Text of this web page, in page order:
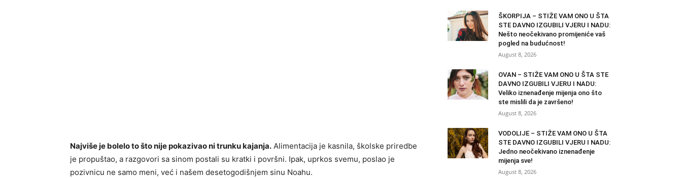
Najviše je bolelo to što nije pokazivao ni trunku kajanja. Alimentacija je kasnila, školske priredbe
je propuštao, a razgovori sa sinom postali su kratki i površni. Ipak, uprkos svemu, poslao je
pozivnicu ne samo meni, već i našem desetogodišnjem sinu Noahu.
ŠKORPIJA – STIŽE VAM ONO U ŠTA
STE DAVNO IZGUBILI VJERU I NADU:
Nešto neočekivano promijeniće vaš
pogled na budućnost!
August 8, 2026
OVAN – STIŽE VAM ONO U ŠTA STE
DAVNO IZGUBILI VJERU I NADU:
Veliko iznenađenje mijenja ono što
ste mislili da je završeno!
August 8, 2026
VODOLIJE – STIŽE VAM ONO U ŠTA
STE DAVNO IZGUBILI VJERU I NADU:
Jedno neočekivano iznenađenje
mijenja sve!
August 8, 2026